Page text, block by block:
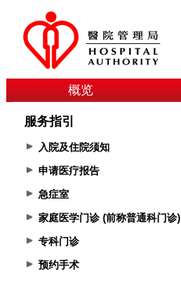
概览
服务指引
入院及住院须知
申请医疗报告
急症室
家庭医学门诊 (前称普通科门诊)
专科门诊
预约手术